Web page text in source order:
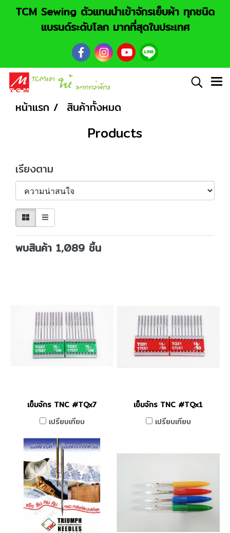
TCM Sewing ตัวแทนนำเข้าจักรเย็บผ้า ทุกชนิด
แบรนด์ระดับโลก มากที่สุดในประเทศ
หน้าแรก สินค้าทั้งหมด
Products
เรียงตาม
พบสินค้า 1,089 ชิ้น
เข็มจักร TNC #TQx7
เปรียบเทียบ
เข็มจักร TNC #TQx1
เปรียบเทียบ